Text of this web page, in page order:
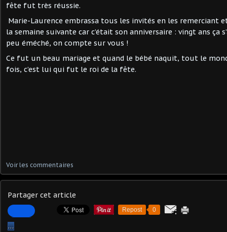
fête fut très réussie.
Marie-Laurence embrassa tous les invités en les remerciant
la semaine suivante car c’était son anniversaire : vingt ans ça
peu éméché, on compte sur vous !
Ce fut un beau mariage et quand le bébé naquit, tout le
fois, c’est lui qui fut le roi de la fête.
Voir les commentaires
Partager cet article
Repost 0
…